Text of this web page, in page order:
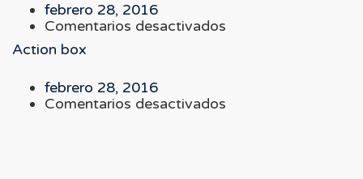
febrero 28, 2016
Comentarios desactivados
Action box
febrero 28, 2016
Comentarios desactivados